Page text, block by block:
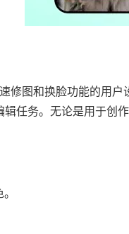
修图和换脸功能的用户
任务。无论是用于创